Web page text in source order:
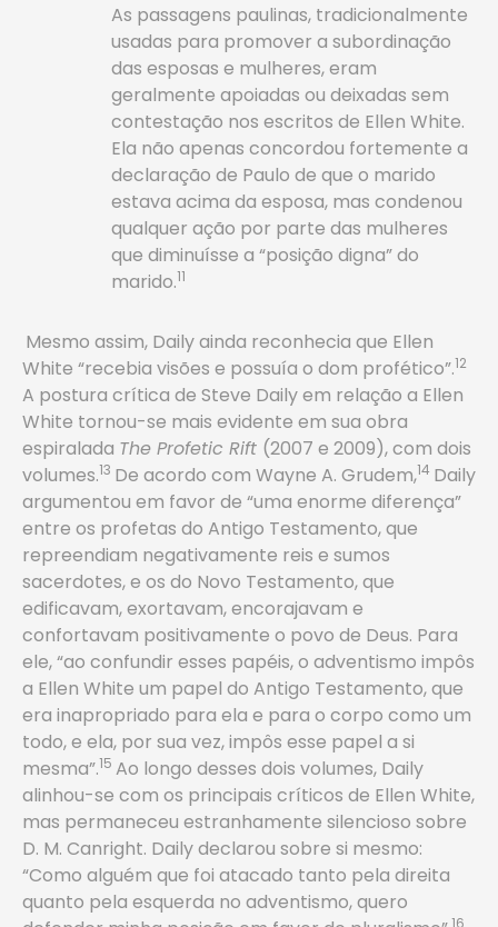
As passagens paulinas, tradicionalmente
usadas para promover a subordinação
das esposas e mulheres, eram
geralmente apoiadas ou deixadas sem
contestação nos escritos de Ellen White.
Ela não apenas concordou fortemente ­a
declaração de Paulo de que o marido
estava acima da esposa, mas condenou
qualquer ação por parte das mulheres
que diminuísse a “posição digna” do
marido.11
Mesmo assim, Daily ainda reconhecia que Ellen
White “recebia visões e possuía o dom profético”.12
A postura crítica de Steve Daily em relação a Ellen
White tornou-se mais evidente em sua obra
espiralada The Profetic Rift (2007 e 2009), com dois
volumes.13 De acordo com Wayne A. Grudem,14 Daily
argumentou em favor de “uma enorme diferença­”
entre os profetas do Antigo Testamento, que
repreendiam negativamente reis e sumos
sacerdotes, e os do Novo Testamento, que
edificavam, exortavam, encorajavam e
confortavam positivamente o povo de Deus. Para
ele, “ao confundir esses papéis, o adventismo impôs
a Ellen White um papel do Antigo Testamento, que
era inapropriado para ela e para o corpo como um
todo, e ela, por sua vez, impôs esse papel a si
mesma”.15 Ao longo desses dois volumes, Daily
alinhou-se com os principais críticos de Ellen White,
mas permaneceu estranhamente silencioso sobre
D. M. Canright. Daily declarou sobre si mesmo:
“Como alguém que foi atacado tanto pela direita
quanto pela esquerda no adventismo, quero
16